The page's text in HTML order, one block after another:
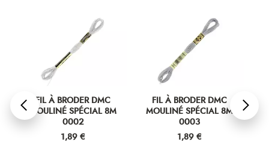
FIL À BRODER DMC
MOULINÉ SPÉCIAL 8M
0002
Prix
1,89 €
FIL À BRODER DMC
MOULINÉ SPÉCIAL 8M
0003
Prix
1,89 €